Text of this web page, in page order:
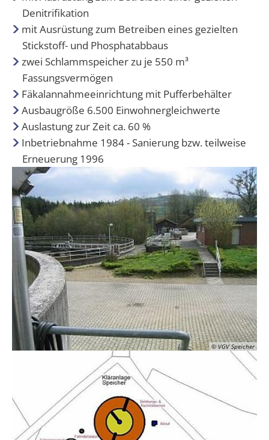
Denitrifikation
mit Ausrüstung zum Betreiben eines gezielten
Stickstoff- und Phosphatabbaus
zwei Schlammspeicher zu je 550 m³
Fassungsvermögen
Fäkalannahmeeinrichtung mit Pufferbehälter
Ausbaugröße 6.500 Einwohnergleichwerte
Auslastung zur Zeit ca. 60 %
Inbetriebnahme 1984 - Sanierung bzw. teilweise
Erneuerung 1996
© VGV Speicher